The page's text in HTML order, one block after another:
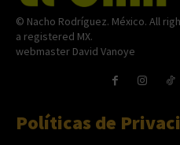
© Nacho Rodríguez. México. All
a registered MX.
webmaster David Vanoye
Políticas de